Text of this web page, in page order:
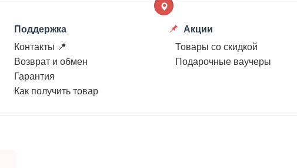
Поддержка
Контакты 📍
Возврат и обмен
Гарантия
Как получить товар
Акции
Товары со скидкой
Подарочные ваучеры